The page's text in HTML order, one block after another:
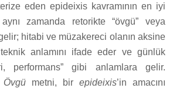
eden epideixis kavramının en iyi
zamanda retorikte “övgü” veya
hitabi ve müzakereci olanın aksine
anlamını ifade eder ve günlük
performans” gibi anlamlara gelir.
Övgümetni, bir epideixis’in amacını